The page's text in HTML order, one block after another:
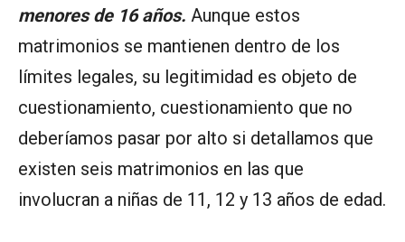
menores de 16 años. Aunque estos
matrimonios se mantienen dentro de los
límites legales, su legitimidad es objeto de
cuestionamiento, cuestionamiento que no
deberíamos pasar por alto si detallamos que
existen seis matrimonios en las que
involucran a niñas de 11, 12 y 13 años de edad.